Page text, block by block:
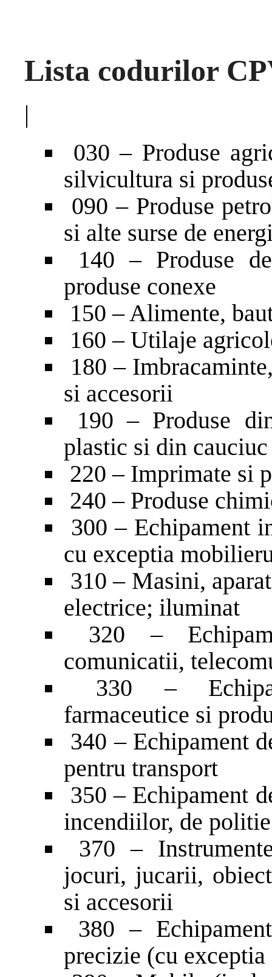
Lista codurilor
|
030 – Produse
silvicultura si
090 – Produse
si alte surse de
140 – Produse
produse conexe
150 – Alimente,
160 – Utilaje
180 –
si accesorii
190 – Produse
plastic si din cauciuc
220 – Imprimate si
240 – Produse
300 – Echipament
cu exceptia
310 – Masini,
electrice; iluminat
320 –
comunicatii,
330 –
farmaceutice si
340 – Echipament
pentru transport
350 – Echipament
incendiilor, de
370 –
jocuri, jucarii,
si accesorii
380 –
precizie (cu